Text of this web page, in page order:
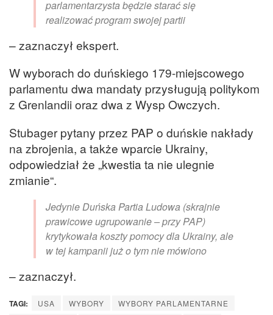
parlamentarzysta będzie starać się
realizować program swojej partii
– zaznaczył ekspert.
W wyborach do duńskiego 179-miejscowego
parlamentu dwa mandaty przysługują politykom
z Grenlandii oraz dwa z Wysp Owczych.
Stubager pytany przez PAP o duńskie nakłady
na zbrojenia, a także wparcie Ukrainy,
odpowiedział że „kwestia ta nie ulegnie
zmianie“.
Jedynie Duńska Partia Ludowa (skrajnie
prawicowe ugrupowanie – przy PAP)
krytykowała koszty pomocy dla Ukrainy, ale
w tej kampanii już o tym nie mówiono
– zaznaczył.
TAGI: USA WYBORY
WYBORY PARLAMENTARNE